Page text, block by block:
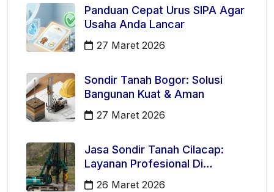
Panduan Cepat Urus SIPA Agar
Usaha Anda Lancar
27 Maret 2026
Sondir Tanah Bogor: Solusi
Bangunan Kuat & Aman
27 Maret 2026
Jasa Sondir Tanah Cilacap:
Layanan Profesional Di
Kecamatan Majenang
26 Maret 2026